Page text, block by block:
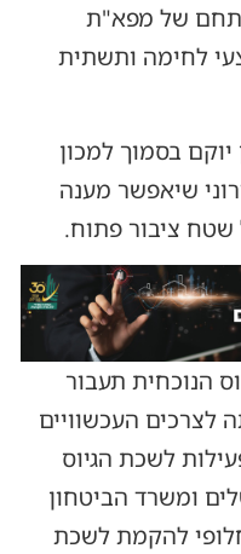
של מפא"ת
לחימה ותשתית
בסמוך למכון
שיאפשר מענה
שטח ציבור פתוח.
הנוכחית תעבור
העכשוויים
לשכת הגיוס
ומשרד הביטחון
להקמת לשכת